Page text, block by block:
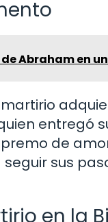
Abraham en
entregó
de
sus
en la